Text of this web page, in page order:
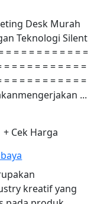
Desk Murah
Teknologi Silent
= = = = = = = = = = =
= = = = = = = = = = =
= = = = = = = = = = =
...
+ Cek Harga
kreatif yang